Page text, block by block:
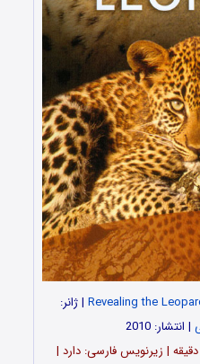
Revealing the | ژانر:
| انتشار: 2010
زبان: انگلیسی | مدت زمان: 53 دقیقه | زیرنویس فارسی: دارد |